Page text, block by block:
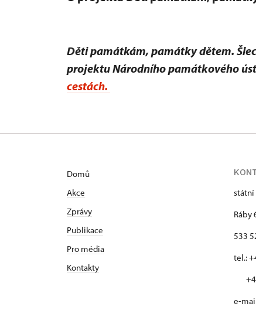
Děti památkám, památky dětem.
projektu Národního památkového
cestách.
Domů
Akce
Zprávy
Publikace
Pro média
Kontakty
státní
Ráby
533
tel.:
e-